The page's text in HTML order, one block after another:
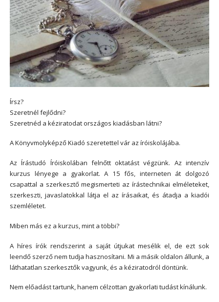
Írsz?
Szeretnél fejlődni?
Szeretnéd a kéziratodat országos kiadásban látni?
A Könyvmolyképző Kiadó szeretettel vár az íróiskolájába.
Az Írástudó Íróiskolában felnőtt oktatást végzünk. Az intenzív
kurzus lényege a gyakorlat. A 15 fős, interneten át dolgozó
csapattal a szerkesztő megismerteti az írástechnikai elméleteket,
szerkeszti, javaslatokkal látja el az írásaikat, és átadja a kiadói
szemléletet.
Miben más ez a kurzus, mint a többi?
A híres írók rendszerint a saját útjukat mesélik el, de ezt sok
leendő szerző nem tudja hasznosítani. Mi a másik oldalon állunk, a
láthatatlan szerkesztők vagyunk, és a kéziratodról döntünk.
Nem előadást tartunk, hanem célzottan gyakorlati tudást kínálunk.